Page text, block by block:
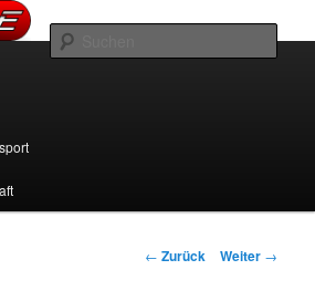
der echten Autowelt
wechseln
Beitrags-Navigation
← Zurück Weiter →